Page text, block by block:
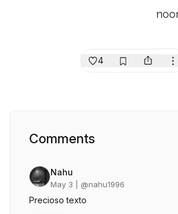
4
Comments
Nahu
May 3 | @nahu1996
Precioso texto